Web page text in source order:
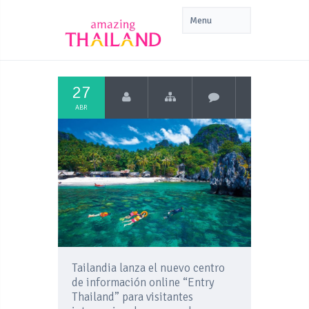
27
ABR
Tailandia lanza el nuevo centro
de información online “Entry
Thailand” para visitantes